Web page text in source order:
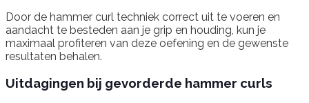
Door de hammer curl techniek correct uit te voeren en
aandacht te besteden aan je grip en houding, kun je
maximaal profiteren van deze oefening en de gewenste
resultaten behalen.
Uitdagingen bij gevorderde hammer curls